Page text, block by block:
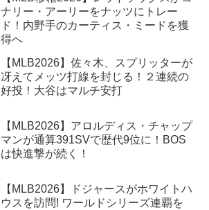
ナリー・アーリーをナッツにトレー
ド！内野手のカーティス・ミードを獲
得へ
【MLB2026】佐々木、スプリッターが
冴えてメッツ打線を封じる！２連続の
好投！大谷はマルチ安打
【MLB2026】アロルディス・チャップ
マンが通算391SVで歴代9位に！BOS
は快進撃が続く！
【MLB2026】ドジャースがホワイトハ
ウスを訪問! ワールドシリーズ連覇を